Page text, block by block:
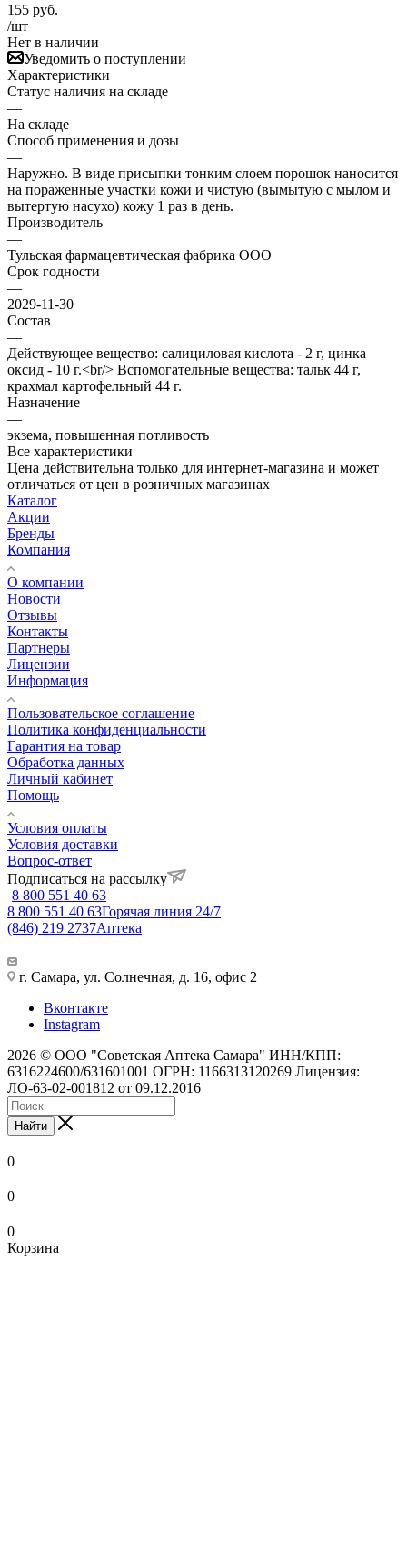
155 руб.
/шт
Нет в наличии
Уведомить о поступлении
Характеристики
Статус наличия на складе
—
На складе
Способ применения и дозы
—
Наружно. В виде присыпки тонким слоем порошок наносится
на пораженные участки кожи и чистую (вымытую с мылом и
вытертую насухо) кожу 1 раз в день.
Производитель
—
Тульская фармацевтическая фабрика ООО
Срок годности
—
2029-11-30
Состав
—
Действующее вещество: салициловая кислота - 2 г, цинка
оксид - 10 г.<br/> Вспомогательные вещества: тальк 44 г,
крахмал картофельный 44 г.
Назначение
—
экзема, повышенная потливость
Все характеристики
Цена действительна только для интернет-магазина и может
отличаться от цен в розничных магазинах
Каталог
Акции
Бренды
Компания
О компании
Новости
Отзывы
Контакты
Партнеры
Лицензии
Информация
Пользовательское соглашение
Политика конфиденциальности
Гарантия на товар
Обработка данных
Личный кабинет
Помощь
Условия оплаты
Условия доставки
Вопрос-ответ
Подписаться на рассылку
8 800 551 40 63
8 800 551 40 63Горячая линия 24/7
(846) 219 2737Аптека
г. Самара, ул. Солнечная, д. 16, офис 2
Вконтакте
Instagram
2026 © ООО "Советская Аптека Самара" ИНН/КПП:
6316224600/631601001 ОГРН: 1166313120269 Лицензия:
ЛО-63-02-001812 от 09.12.2016
Найти
0
0
0
Корзина